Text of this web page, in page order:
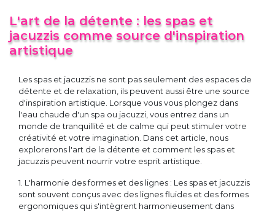
L'art de la détente : les spas et
jacuzzis comme source d'inspiration
artistique
Les spas et jacuzzis ne sont pas seulement des espaces de
détente et de relaxation, ils peuvent aussi être une source
d'inspiration artistique. Lorsque vous vous plongez dans
l'eau chaude d'un spa ou jacuzzi, vous entrez dans un
monde de tranquillité et de calme qui peut stimuler votre
créativité et votre imagination. Dans cet article, nous
explorerons l'art de la détente et comment les spas et
jacuzzis peuvent nourrir votre esprit artistique.
1. L'harmonie des formes et des lignes : Les spas et jacuzzis
sont souvent conçus avec des lignes fluides et des formes
ergonomiques qui s'intègrent harmonieusement dans